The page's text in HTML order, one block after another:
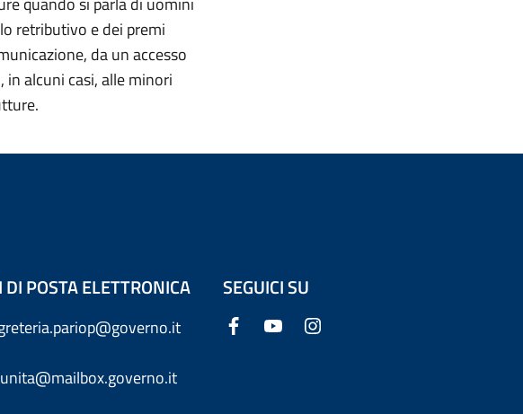
retributivo e dei premi
da un accesso
alcuni casi, alle minori
POSTA ELETTRONICA SEGUICI SU